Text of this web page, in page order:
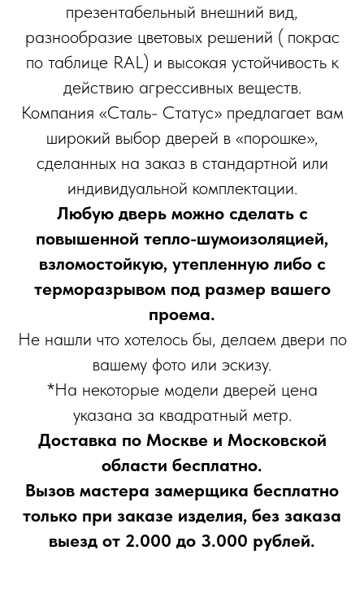
презентабельный внешний вид,
разнообразие цветовых решений ( покрас
по таблице RAL) и высокая устойчивость к
действию агрессивных веществ.
Компания «Сталь- Статус» предлагает вам
широкий выбор дверей в «порошке»,
сделанных на заказ в стандартной или
индивидуальной комплектации.
Любую дверь можно сделать с
повышенной тепло-шумоизоляцией,
взломостойкую, утепленную либо с
терморазрывом под размер вашего
проема.
Не нашли что хотелось бы, делаем двери по
вашему фото или эскизу.
*На некоторые модели дверей цена
указана за квадратный метр.
Доставка по Москве и Московской
области бесплатно.
Вызов мастера замерщика бесплатно
только при заказе изделия, без заказа
выезд от 2.000 до 3.000 рублей.